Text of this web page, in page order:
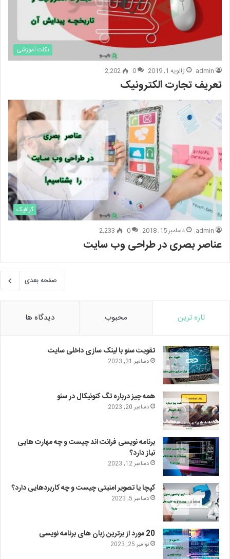
نکات آموزشی
admin ژانویه 1, 2019 0
2,202
تعریف تجارت الکترونیک
گرافیک
admin دسامبر 15, 2018 0
2,233
عناصر بصری در طراحی وب سایت
صفحه بعدی
تازه ترین محبوب دیدگاه ها
تقویت سئو با لینک سازی داخلی سایت
دسامبر 31, 2023
همه چیز درباره تگ کنونیکال در سئو
دسامبر 20, 2023
برنامه نویسی فرانت اند چیست و چه مهارت هایی
نیاز دارد؟
دسامبر 12, 2023
کپچا یا تصویر امنیتی چیست و چه کاربردهایی دارد؟
دسامبر 5, 2023
20 مورد از برترین زبان های برنامه نویسی
نوامبر 25, 2023